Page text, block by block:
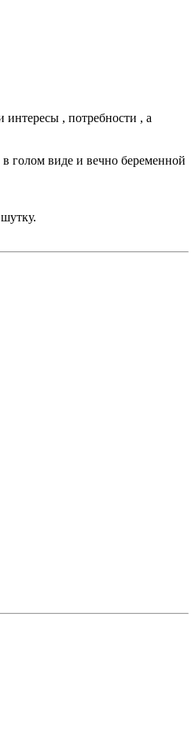
интересы , потребности , а
голом виде и вечно беременной